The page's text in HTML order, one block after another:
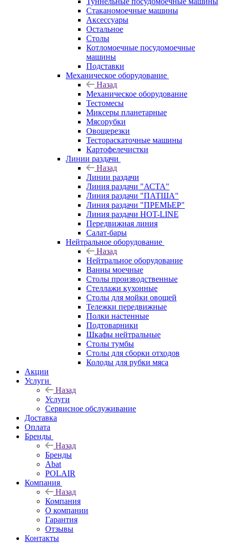
Стаканомоечные машины
Аксессуары
Остальное
Столы
Котломоечные посудомоечные
машины
Подставки
Механическое оборудование
Назад
Механическое оборудование
Тестомесы
Миксеры планетарные
Мясорубки
Овощерезки
Тестораскаточные машины
Картофелечистки
Линии раздачи
Назад
Линии раздачи
Линия раздачи "АСТА"
Линия раздачи "ПАТША"
Линия раздачи "ПРЕМЬЕР"
Линия раздачи HOT-LINE
Передвижная линия
Салат-бары
Нейтральное оборудование
Назад
Нейтральное оборудование
Ванны моечные
Столы производственные
Стеллажи кухонные
Столы для мойки овощей
Тележки передвижные
Полки настенные
Подтоварники
Шкафы нейтральные
Столы тумбы
Столы для сборки отходов
Колоды для рубки мяса
Акции
Услуги
Назад
Услуги
Сервисное обслуживание
Доставка
Оплата
Бренды
Назад
Бренды
Abat
POLAIR
Компания
Назад
Компания
О компании
Гарантия
Отзывы
Контакты